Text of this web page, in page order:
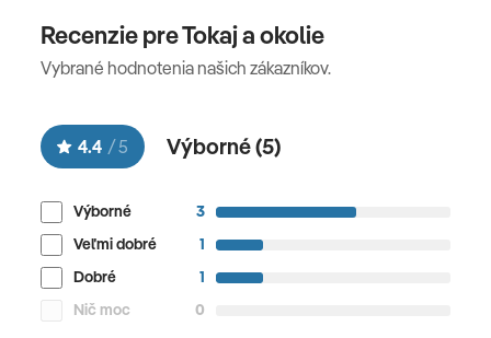
Recenzie pre Tokaj a okolie
Vybrané hodnotenia našich zákazníkov.
4.4 /5 Výborné (5)
Výborné
3
Veľmi dobré
1
Dobré
1
Nič moc
0